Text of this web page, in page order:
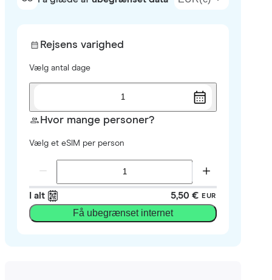
Rejsens varighed
Vælg antal dage
1
Hvor mange personer?
Vælg et eSIM per person
I alt 5,50 € EUR
Få ubegrænset internet